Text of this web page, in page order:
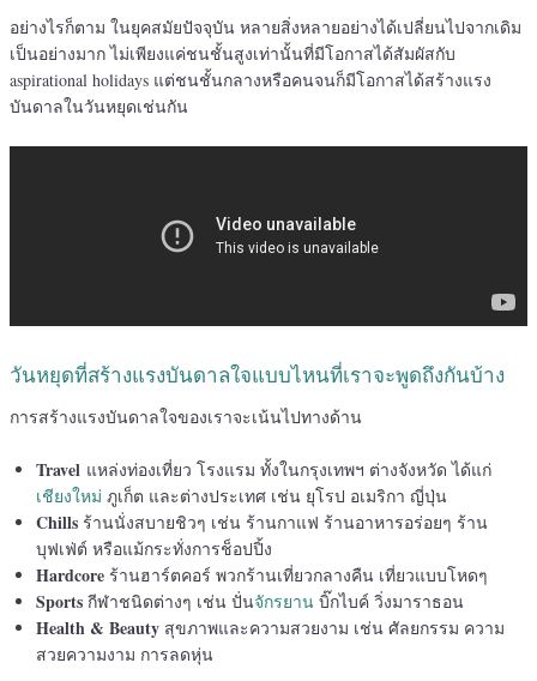
อย่างไรก็ตาม ในยุคสมัยปัจจุบัน หลายสิ่งหลายอย่างได้เปลี่ยนไปจากเดิม
เป็นอย่างมาก ไม่เพียงแค่ชนชั้นสูงเท่านั้นที่มีโอกาสได้สัมผัสกับ
aspirational holidays แต่ชนชั้นกลางหรือคนจนก็มีโอกาสได้สร้างแรง
บันดาลในวันหยุดเช่นกัน
วันหยุดที่สร้างแรงบันดาลใจแบบไหนที่เราจะพูดถึงกันบ้าง
การสร้างแรงบันดาลใจของเราจะเน้นไปทางด้าน
Travel แหล่งท่องเที่ยว โรงแรม ทั้งในกรุงเทพฯ ต่างจังหวัด ได้แก่
เชียงใหม่ ภูเก็ต และต่างประเทศ เช่น ยุโรป อเมริกา ญี่ปุ่น
Chills ร้านนั่งสบายชิวๆ เช่น ร้านกาแฟ ร้านอาหารอร่อยๆ ร้าน
บุฟเฟ่ต์ หรือแม้กระทั่งการช็อปปิ้ง
Hardcore ร้านฮาร์ตคอร์ พวกร้านเที่ยวกลางคืน เที่ยวแบบโหดๆ
Sports กีฬาชนิดต่างๆ เช่น ปั่นจักรยาน บิ๊กไบค์ วิ่งมาราธอน
Health & Beauty สุขภาพและความสวยงาม เช่น ศัลยกรรม ความ
สวยความงาม การลดหุ่น